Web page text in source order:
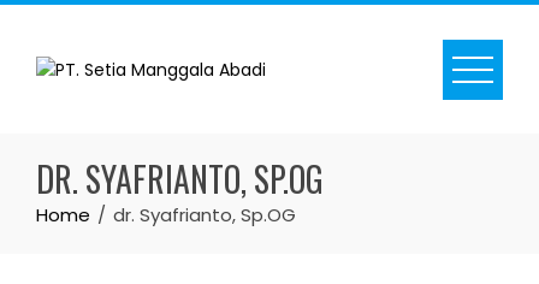
Skip
content
DR. SYAFRIANTO, SP.OG
Home dr. Syafrianto, Sp.OG